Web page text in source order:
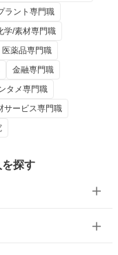
ラント専門職
学/素材専門職
医薬品専門職
金融専門職
タメ専門職
サービス専門職
探す